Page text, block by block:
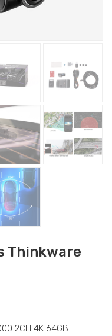
Thinkware
2CH 4K 64GB